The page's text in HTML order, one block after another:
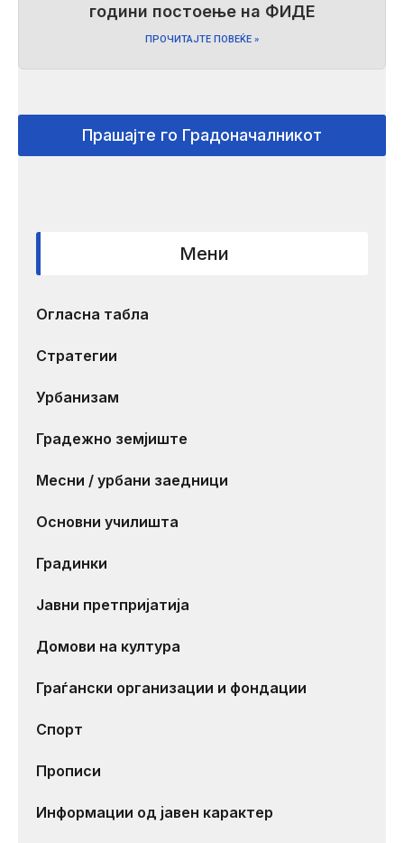
години постоење на ФИДЕ
ПРОЧИТАЈТЕ ПОВЕЌЕ »
Прашајте го Градоначалникот
Мени
Огласна табла
Стратегии
Урбанизам
Градежно земјиште
Месни / урбани заедници
Основни училишта
Градинки
Јавни претпријатија
Домови на култура
Граѓански организации и фондации
Спорт
Прописи
Информации од јавен карактер